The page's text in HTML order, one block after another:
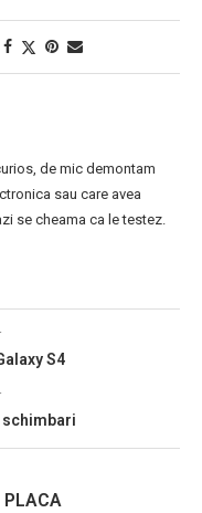
de mic demontam
sau care avea
se cheama ca le testez.
S4
schimbari
PLACA